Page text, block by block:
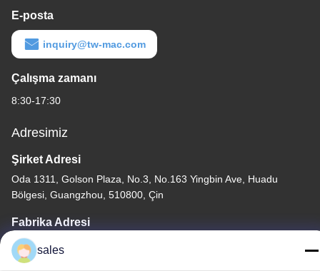
E-posta
inquiry@tw-mac.com
Çalışma zamanı
8:30-17:30
Adresimiz
Şirket Adresi
Oda 1311, Golson Plaza, No.3, No.163 Yingbin Ave, Huadu
Bölgesi, Guangzhou, 510800, Çin
Fabrika Adresi
No.318 Wufeng Sanayi Yolu ShenShan Şehri, Baiyun Bölgesi,
GuangZhou, 510460, Çin
sales